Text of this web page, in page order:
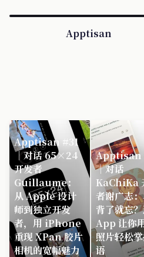
让追踪月球变得像
Apptisan
Apptisan #31
｜对话 65×24
开发者
Guillaume：
从 Apple 设计
师到独立开发
者，用 iPhone
重现 XPan 胶片
相机的宽幅魅力
Apptisan
｜对话
KaChiKa
者谢广志
背了就忘
App 让你
照片轻松
语